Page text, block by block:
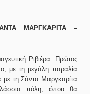
ΜΑΡΓΚΑΡΙΤΑ –
Ριβιέρα. Πρώτος
με τη μεγάλη παραλία
με τη Σάντα Μαργκαρίτα
πόλη, όπου θα